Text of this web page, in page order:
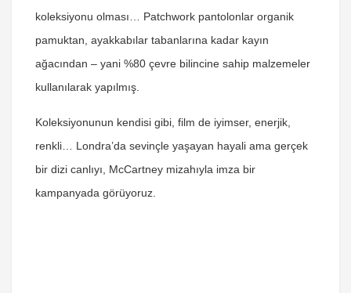
koleksiyonu olması… Patchwork pantolonlar organik
pamuktan, ayakkabılar tabanlarına kadar kayın
ağacından – yani %80 çevre bilincine sahip malzemeler
kullanılarak yapılmış.
Koleksiyonunun kendisi gibi, film de iyimser, enerjik,
renkli… Londra’da sevinçle yaşayan hayali ama gerçek
bir dizi canlıyı, McCartney mizahıyla imza bir
kampanyada görüyoruz.